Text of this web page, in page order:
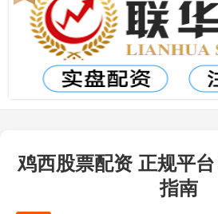
鸡西股票配资 正规平
指南